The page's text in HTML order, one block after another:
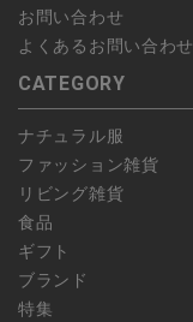
お問い合わせ
よくあるお問い合わせ
CATEGORY
ナチュラル服
ファッション雑貨
リビング雑貨
食品
ギフト
ブランド
特集